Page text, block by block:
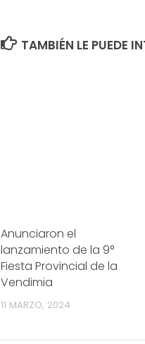
TAMBIÉN LE PUEDE
Anunciaron el
lanzamiento de la 9°
Fiesta Provincial de la
Vendimia
11 MARZO, 2024